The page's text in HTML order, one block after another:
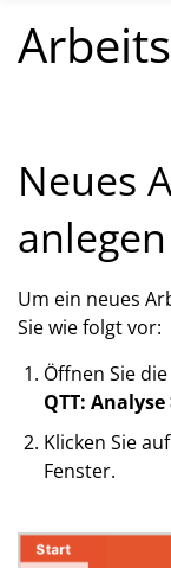
Neues
anlegen
Um ein neues
Sie wie folgt vor:
Öffnen Sie
QTT:
Klicken Sie auf
Fenster.